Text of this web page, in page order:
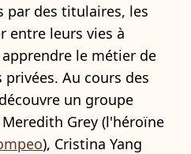
par des titulaires, les
entre leurs vies à
le métier de
Au cours des
un groupe
Grey (l'héroïne
), Cristina Yang